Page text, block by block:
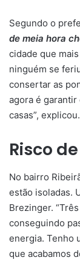
Segundo o
de meia hora
cidade que
ninguém se
consertar as
agora é garantir
casas”, explicou.
Risco
No bairro
estão isoladas.
Brezinger.
conseguindo
energia. Tenho
que acabamos